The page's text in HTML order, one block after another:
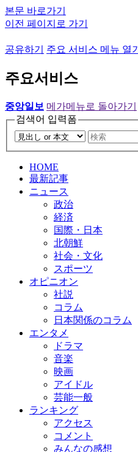
본문 바로가기
이전 페이지로 가기
공유하기 주요 서비스 메뉴 열기
주요서비스
중앙일보 메가메뉴로 돌아가기
검색어 입력폼
HOME
最新記事
ニュース
政治
経済
国際・日本
北朝鮮
社会・文化
スポーツ
オピニオン
社説
コラム
日本関係のコラム
エンタメ
ドラマ
音楽
映画
アイドル
芸能一般
ランキング
アクセス
コメント
みんなの感想